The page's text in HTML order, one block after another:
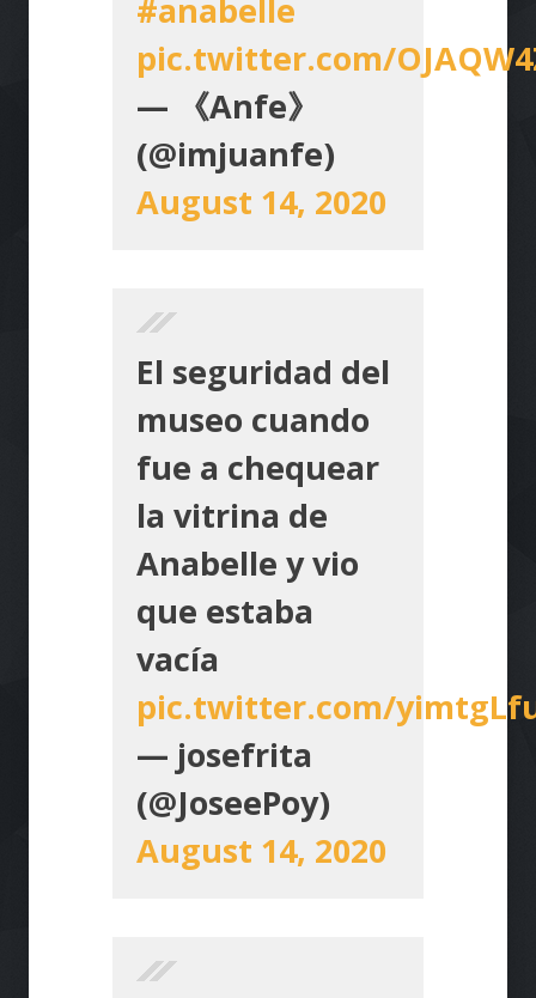
#anabelle
pic.twitter.com/
— 《Anfe》
(@imjuanfe)
August 14, 2020
El seguridad del
museo cuando
fue a chequear
la vitrina de
Anabelle y vio
que estaba
vacía
pic.twitter.com/
— josefrita
(@JoseePoy)
August 14, 2020